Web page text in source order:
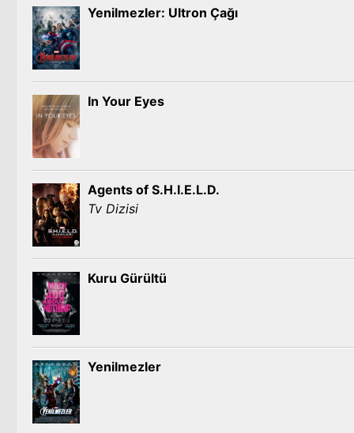
Yenilmezler: Ultron Çağı
In Your Eyes
Agents of S.H.I.E.L.D.
Tv Dizisi
Kuru Gürültü
Yenilmezler